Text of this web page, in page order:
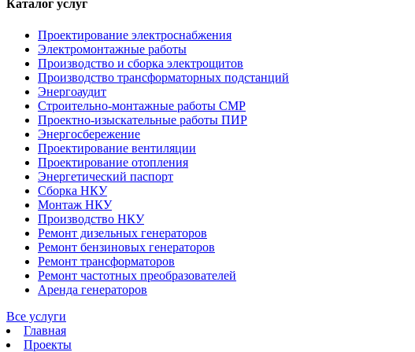
Каталог услуг
Проектирование электроснабжения
Электромонтажные работы
Производство и сборка электрощитов
Производство трансформаторных подстанций
Энергоаудит
Строительно-монтажные работы СМР
Проектно-изыскательные работы ПИР
Энергосбережение
Проектирование вентиляции
Проектирование отопления
Энергетический паспорт
Сборка НКУ
Монтаж НКУ
Производство НКУ
Ремонт дизельных генераторов
Ремонт бензиновых генераторов
Ремонт трансформаторов
Ремонт частотных преобразователей
Аренда генераторов
Все услуги
Главная
Проекты